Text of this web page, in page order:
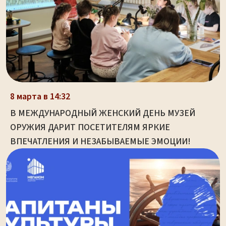
8 марта в 14:32
В МЕЖДУНАРОДНЫЙ ЖЕНСКИЙ ДЕНЬ МУЗЕЙ
ОРУЖИЯ ДАРИТ ПОСЕТИТЕЛЯМ ЯРКИЕ
ВПЕЧАТЛЕНИЯ И НЕЗАБЫВАЕМЫЕ ЭМОЦИИ!